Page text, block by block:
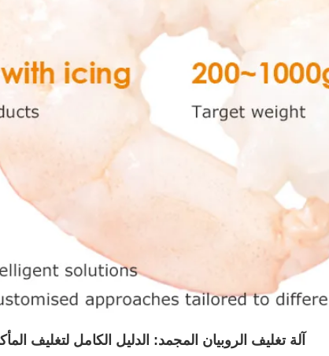
آلة تغليف الروبيان المجمد: الدليل الكامل لتغليف